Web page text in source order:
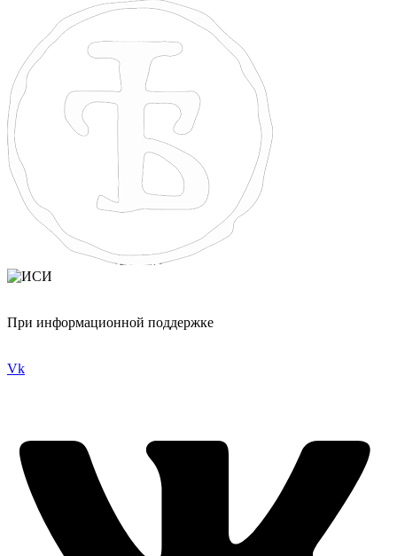
При информационной поддержке
Vk